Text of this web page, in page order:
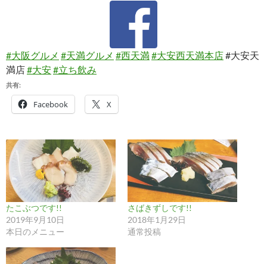
#大阪グルメ #天満グルメ #西天満#大安西天満本店#大安天
満店#大安#立ち飲み
共有:
Facebook X
たこぶつです!!
2019年9月10日
本日のメニュー
さばきずしです!!
2018年1月29日
通常投稿